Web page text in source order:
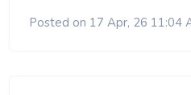
Posted on 17 Apr, 26 11:04